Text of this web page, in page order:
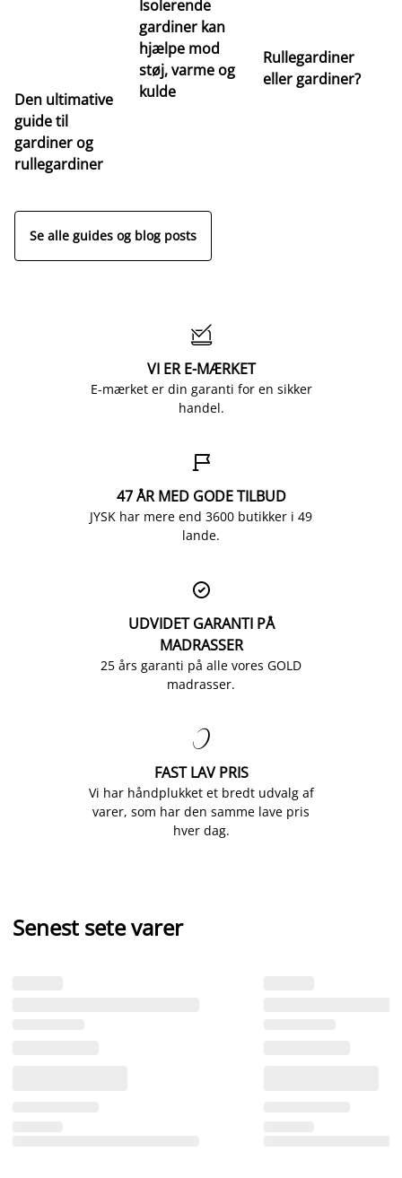
Den ultimative
guide til
gardiner og
rullegardiner
Isolerende
gardiner kan
hjælpe mod
støj, varme og
kulde
Rullegardiner
eller gardiner?
Se alle guides og blog posts

VI ER E-MÆRKET
E-mærket er din garanti for en sikker
handel.

47 ÅR MED GODE TILBUD
JYSK har mere end 3600 butikker i 49
lande.

UDVIDET GARANTI PÅ
MADRASSER
25 års garanti på alle vores GOLD
madrasser.

FAST LAV PRIS
Vi har håndplukket et bredt udvalg af
varer, som har den samme lave pris
hver dag.
Senest sete varer